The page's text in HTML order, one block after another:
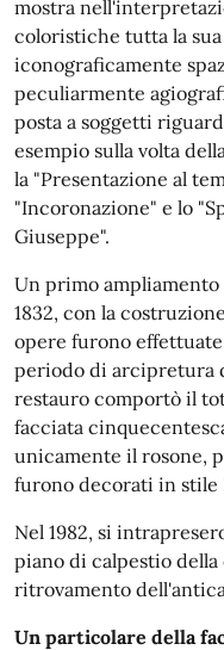
mostra
coloristiche tutta la
iconograficamente
peculiarmente
posta a soggetti
esempio sulla volta
la "Presentazione al
"Incoronazione" e lo
Giuseppe".
Un primo
1832, con la
opere furono effettuate
periodo di arcipretura
restauro comportò il
facciata
unicamente il rosone,
furono decorati in stile
Nel 1982, si
piano di calpestio
ritrovamento
Un particolare della